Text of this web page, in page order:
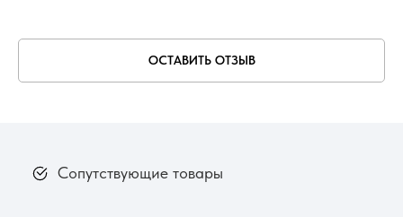
ОСТАВИТЬ ОТЗЫВ
Сопутствующие товары